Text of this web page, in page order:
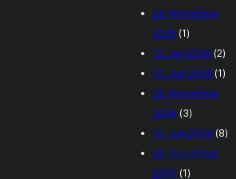
28. November
2005 (1)
12. Juni 2005 (2)
10. Juni 2005 (1)
28. November
2004 (3)
10. Juni 2004(8)
28. November
2003 (1)